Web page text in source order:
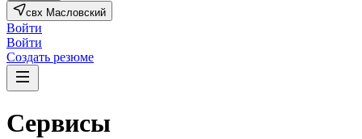
свх Масловский
Войти
Войти
Создать резюме
Сервисы